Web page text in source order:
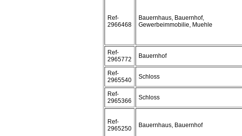
Ref-
2966468
Bauernhaus, Bauernhof,
Gewerbeimmobilie, Muehle
Ref-
2965772
Bauernhof
Ref-
2965540
Schloss
Ref-
2965366
Schloss
Ref-
2965250
Bauernhaus, Bauernhof